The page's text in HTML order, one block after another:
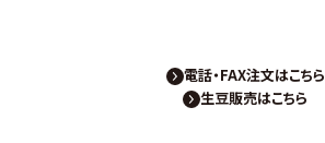
電話・FAX注文はこちら
生豆販売はこちら